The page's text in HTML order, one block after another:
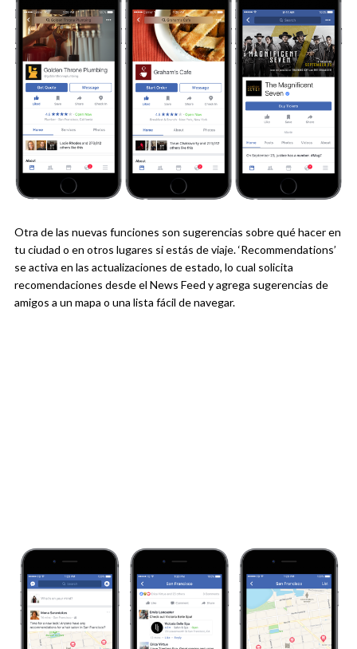
Otra de las nuevas funciones son sugerencias sobre qué hacer en
tu ciudad o en otros lugares si estás de viaje. ‘Recommendations’
se activa en las actualizaciones de estado, lo cual solicita
recomendaciones desde el News Feed y agrega sugerencias de
amigos a un mapa o una lista fácil de navegar.